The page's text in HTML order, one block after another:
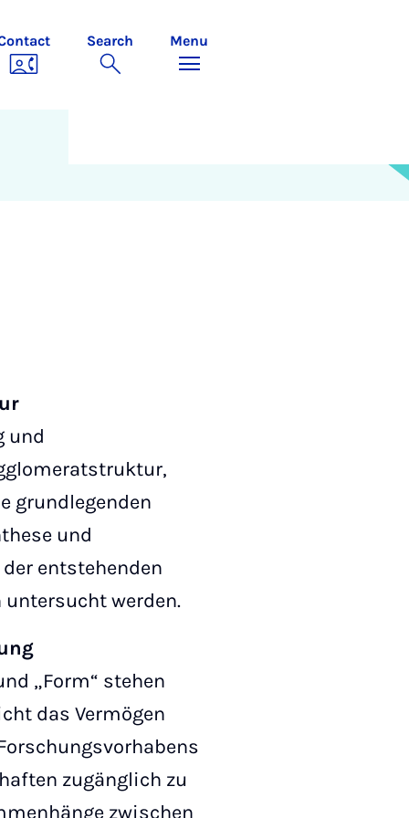
Search Menu
und
grundlegenden
und
entstehenden
werden.
„Form“ stehen
das Vermögen
zugänglich zu
zwischen